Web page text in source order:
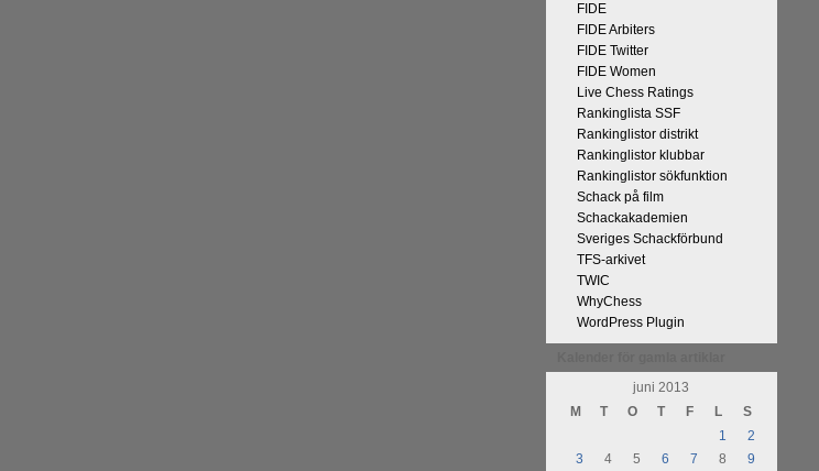
FIDE
FIDE Arbiters
FIDE Twitter
FIDE Women
Live Chess Ratings
Rankinglista SSF
Rankinglistor distrikt
Rankinglistor klubbar
Rankinglistor sökfunktion
Schack på film
Schackakademien
Sveriges Schackförbund
TFS-arkivet
TWIC
WhyChess
WordPress Plugin
juni 2013
M
T O T F L
S
1
2
3
4 5 6 7 8
9